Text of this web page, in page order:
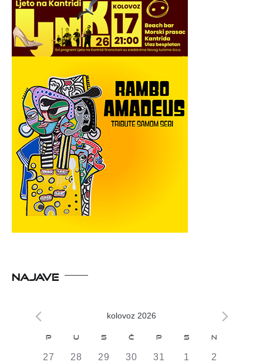
NAJAVE
kolovoz 2026
Kalendar
P U S Č P S N
0
27
0
28
0
29
0
30
0
31
0
1
0
2